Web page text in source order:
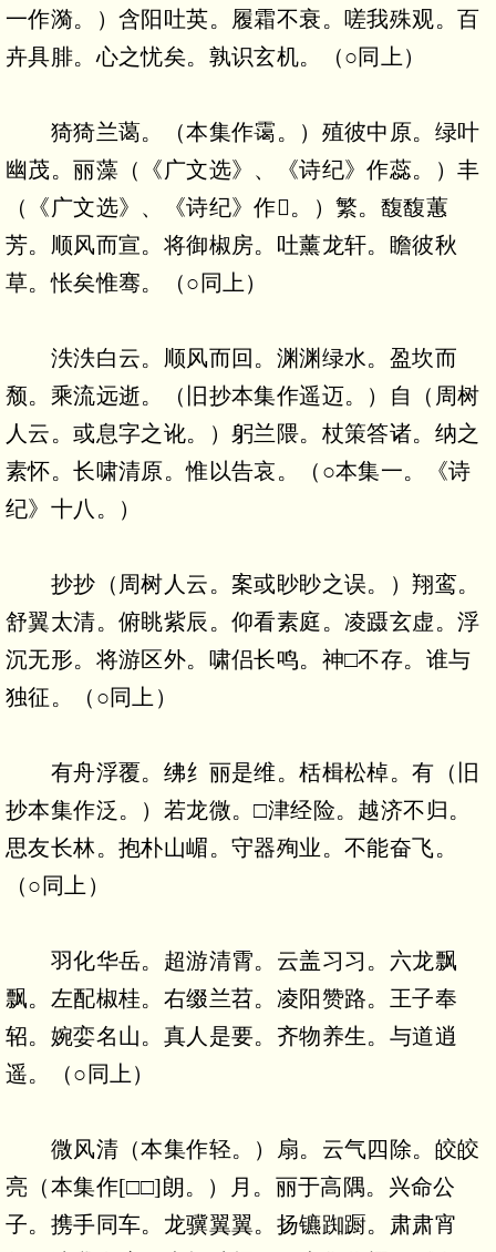
一作漪。）含阳吐英。履霜不衰。嗟我殊观。百
卉具腓。心之忧矣。孰识玄机。（○同上）
猗猗兰蔼。（本集作霭。）殖彼中原。绿叶
幽茂。丽藻（《广文选》、《诗纪》作蕊。）丰
（《广文选》、《诗纪》作。）繁。馥馥蕙
芳。顺风而宣。将御椒房。吐薰龙轩。瞻彼秋
草。怅矣惟骞。（○同上）
泆泆白云。顺风而回。渊渊绿水。盈坎而
颓。乘流远逝。（旧抄本集作遥迈。）自（周树
人云。或息字之讹。）躬兰隈。杖策答诸。纳之
素怀。长啸清原。惟以告哀。（○本集一。《诗
纪》十八。）
抄抄（周树人云。案或眇眇之误。）翔鸾。
舒翼太清。俯眺紫辰。仰看素庭。凌蹑玄虚。浮
沉无形。将游区外。啸侣长鸣。神□不存。谁与
独征。（○同上）
有舟浮覆。绋纟丽是维。栝楫松棹。有（旧
抄本集作泛。）若龙微。□津经险。越济不归。
思友长林。抱朴山嵋。守器殉业。不能奋飞。
（○同上）
羽化华岳。超游清霄。云盖习习。六龙飘
飘。左配椒桂。右缀兰苕。凌阳赞路。王子奉
轺。婉娈名山。真人是要。齐物养生。与道逍
遥。（○同上）
微风清（本集作轻。）扇。云气四除。皎皎
亮（本集作[□□]朗。）月。丽于高隅。兴命公
子。携手同车。龙骥翼翼。扬镳踟蹰。肃肃宵